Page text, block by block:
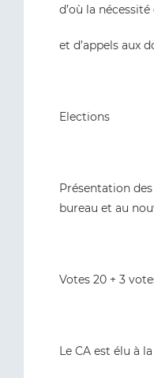
d’où la
et d’appels aux
Elections
Présentation
bureau et au
Votes 20 + 3
Le CA est élu à